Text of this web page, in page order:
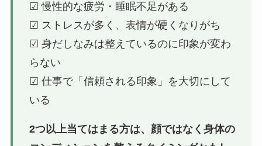
☑ 慢性的な疲労・睡眠不足がある
☑ ストレスが多く、表情が硬くなりがち
☑ 身だしなみは整えているのに印象が変わ
らない
☑ 仕事で「信頼される印象」を大切にして
いる
2つ以上当てはまる方は、顔ではなく身体の